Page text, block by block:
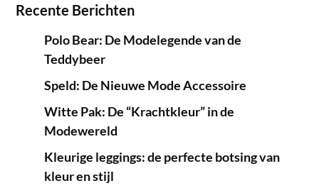
Recente Berichten
Polo Bear: De Modelegende van de
Teddybeer
Speld: De Nieuwe Mode Accessoire
Witte Pak: De “Krachtkleur” in de
Modewereld
Kleurige leggings: de perfecte botsing van
kleur en stijl